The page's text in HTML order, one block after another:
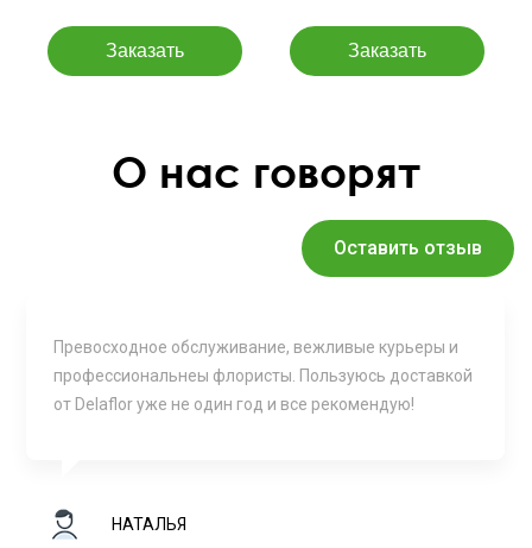
О нас говорят
Оставить отзыв
Превосходное обслуживание, вежливые курьеры и
профессиональнеы флористы. Пользуюсь доставкой
от Delaflor уже не один год и все рекомендую!
НАТАЛЬЯ